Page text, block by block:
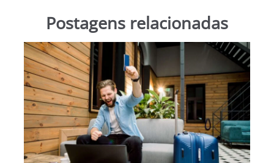
Postagens relacionadas